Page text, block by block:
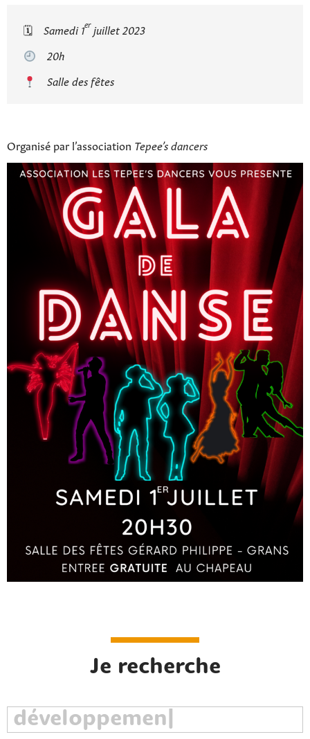
🗓 Samedi 1erjuillet 2023
20h
Salle des fêtes
Organisé par l’association Tepee’s dancers
Je recherche